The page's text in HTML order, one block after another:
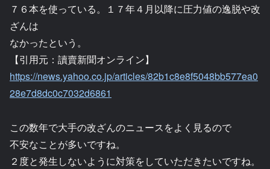
７６本を使っている。１７年４月以降に圧力値の逸脱や改
ざんは
なかったという。
【引用元：讀賣新聞オンライン】
https://news.yahoo.co.jp/articles/82b1c8e8f5048bb577ea0
28e7d8dc0c7032d6861
この数年で大手の改ざんのニュースをよく見るので
不安なことが多いですね。
２度と発生しないように対策をしていただきたいですね。